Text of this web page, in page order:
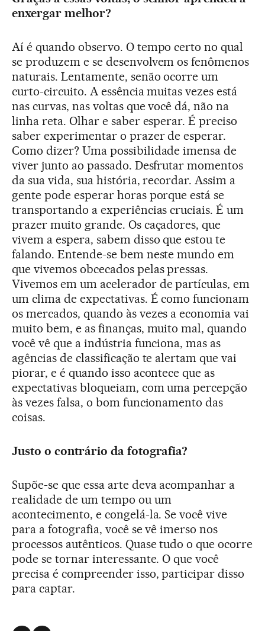
enxergar melhor?
Aí é quando observo. O tempo certo no qual
se produzem e se desenvolvem os fenômenos
naturais. Lentamente, senão ocorre um
curto-circuito. A essência muitas vezes está
nas curvas, nas voltas que você dá, não na
linha reta. Olhar e saber esperar. É preciso
saber experimentar o prazer de esperar.
Como dizer? Uma possibilidade imensa de
viver junto ao passado. Desfrutar momentos
da sua vida, sua história, recordar. Assim a
gente pode esperar horas porque está se
transportando a experiências cruciais. É um
prazer muito grande. Os caçadores, que
vivem a espera, sabem disso que estou te
falando. Entende-se bem neste mundo em
que vivemos obcecados pelas pressas.
Vivemos em um acelerador de partículas, em
um clima de expectativas. É como funcionam
os mercados, quando às vezes a economia vai
muito bem, e as finanças, muito mal, quando
você vê que a indústria funciona, mas as
agências de classificação te alertam que vai
piorar, e é quando isso acontece que as
expectativas bloqueiam, com uma percepção
às vezes falsa, o bom funcionamento das
coisas.
Justo o contrário da fotografia?
Supõe-se que essa arte deva acompanhar a
realidade de um tempo ou um
acontecimento, e congelá-la. Se você vive
para a fotografia, você se vê imerso nos
processos autênticos. Quase tudo o que ocorre
pode se tornar interessante. O que você
precisa é compreender isso, participar disso
para captar.